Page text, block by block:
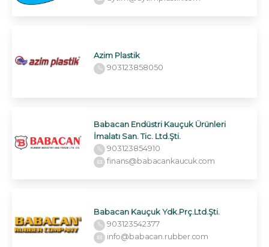
Azim Plastik
903123858050
Babacan Endüstri Kauçuk Ürünleri
İmalatı San. Tic. Ltd.Şti.
903123854910
finans@babacankaucuk.com
Babacan Kauçuk Ydk.Prç.Ltd.Şti.
903123542377
info@babacan.rubber.com